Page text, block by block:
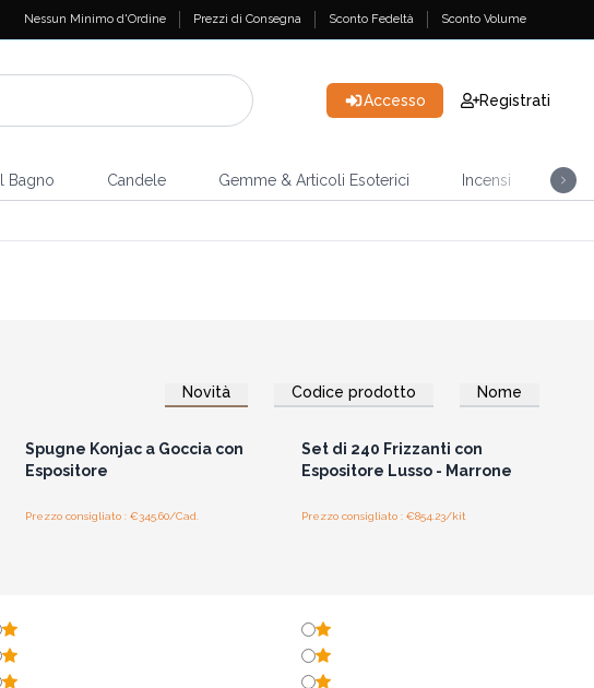
Nessun Minimo d'Ordine Prezzi di Consegna Sconto Fedeltà Sconto Volume
Accesso Registrati
Bagno Candele Gemme & Articoli Esoterici Incensi
Novità Codice prodotto Nome
Accedi per vedere i prezzi
all'ingrosso
Spugne Konjac a Goccia con
Espositore
Prezzo consigliato : €345.60/Cad.
Accedi per vedere i prezzi
all'ingrosso
Set di 240 Frizzanti con
Espositore Lusso - Marrone
Prezzo consigliato : €854.23/kit